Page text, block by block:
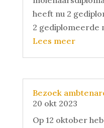
heeft nu 2
2 gediplomeerde
Lees meer
Bezoek
20 okt 2023
Op 12 oktober